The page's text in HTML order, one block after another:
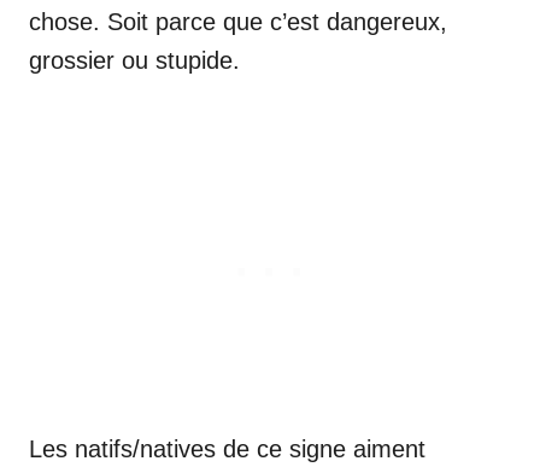
chose. Soit parce que c’est dangereux,
grossier ou stupide.
Les natifs/natives de ce signe aiment